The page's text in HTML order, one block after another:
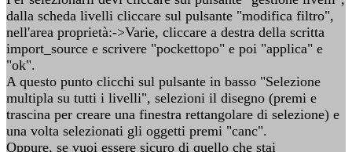
dalla scheda livelli cliccare sul pulsante "modifica filtro",
nell'area proprietà:->Varie, cliccare a destra della scritta
import_source e scrivere "pockettopo" e poi "applica" e
"ok".
A questo punto clicchi sul pulsante in basso "Selezione
multipla su tutti i livelli", selezioni il disegno (premi e
trascina per creare una finestra rettangolare di selezione) e
una volta selezionati gli oggetti premi "canc".
Oppure, se vuoi essere sicuro di quello che stai